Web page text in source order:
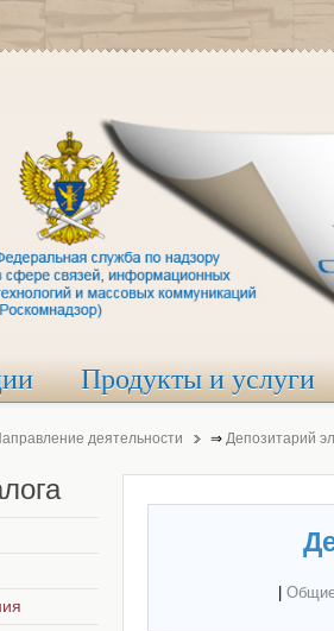
Продукты и услуги
деятельности ⇒ Депозитарий